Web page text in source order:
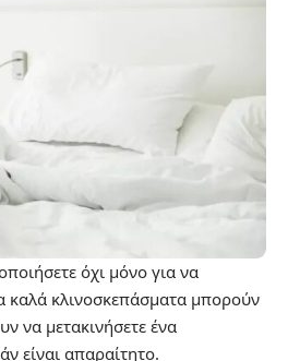
όχι μόνο για να
καλά κλινοσκεπάσματα μπορούν
να μετακινήσετε ένα
είναι απαραίτητο.